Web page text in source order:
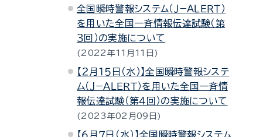
全国瞬時警報システム（Ｊ−ＡＬＥＲＴ）
を用いた全国一斉情報伝達試験（第
３回）の実施について
2022年11月11日
【２月１５日（水）】全国瞬時警報システ
ム（Ｊ−ＡＬＥＲＴ）を用いた全国一斉情
報伝達試験（第４回）の実施について
2023年02月09日
【６月７日（水）】全国瞬時警報システム